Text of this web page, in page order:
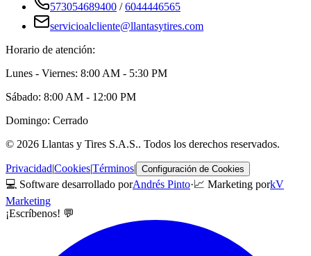
573054689400 /6044446565
servicioalcliente@llantasytires.com
Horario de atención:
Lunes - Viernes: 8:00 AM - 5:30 PM
Sábado: 8:00 AM - 12:00 PM
Domingo: Cerrado
© 2026 Llantas y Tires S.A.S.. Todos los derechos reservados.
Privacidad|Cookies|Términos| Configuración de Cookies
💻 Software desarrollado porAndrés Pinto·📈 Marketing porkV
Marketing
¡Escríbenos! 💬